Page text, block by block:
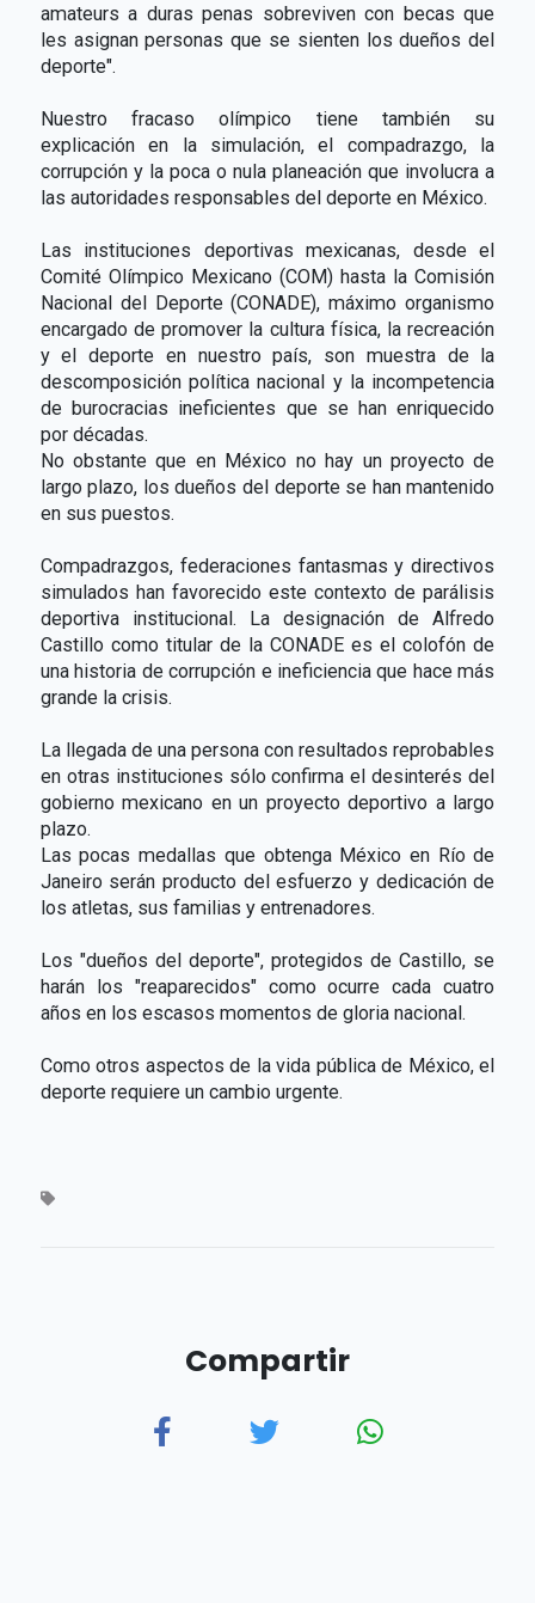
amateurs a duras penas sobreviven con becas que
les asignan personas que se sienten los dueños del
deporte".
Nuestro fracaso olímpico tiene también su
explicación en la simulación, el compadrazgo, la
corrupción y la poca o nula planeación que involucra a
las autoridades responsables del deporte en México.
Las instituciones deportivas mexicanas, desde el
Comité Olímpico Mexicano (COM) hasta la Comisión
Nacional del Deporte (CONADE), máximo organismo
encargado de promover la cultura física, la recreación
y el deporte en nuestro país, son muestra de la
descomposición política nacional y la incompetencia
de burocracias ineficientes que se han enriquecido
por décadas.
No obstante que en México no hay un proyecto de
largo plazo, los dueños del deporte se han mantenido
en sus puestos.
Compadrazgos, federaciones fantasmas y directivos
simulados han favorecido este contexto de parálisis
deportiva institucional. La designación de Alfredo
Castillo como titular de la CONADE es el colofón de
una historia de corrupción e ineficiencia que hace más
grande la crisis.
La llegada de una persona con resultados reprobables
en otras instituciones sólo confirma el desinterés del
gobierno mexicano en un proyecto deportivo a largo
plazo.
Las pocas medallas que obtenga México en Río de
Janeiro serán producto del esfuerzo y dedicación de
los atletas, sus familias y entrenadores.
Los "dueños del deporte", protegidos de Castillo, se
harán los "reaparecidos" como ocurre cada cuatro
años en los escasos momentos de gloria nacional.
Como otros aspectos de la vida pública de México, el
deporte requiere un cambio urgente.
Compartir